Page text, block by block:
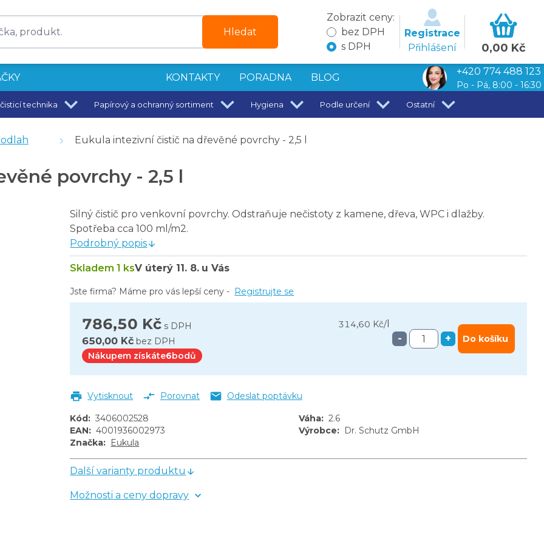
Hledat
Zobrazit ceny:
bez DPH
s DPH
Registrace
Přihlášení
0,00 Kč
KONTAKTY PORADNA BLOG
+420 774 488 123
Po - Pá, 8:00 - 16:30
technika Papírový a ochranný sortiment Hygiena Podle určení Ostatní
1 l
Eukula intezivní čistič na dřevěné povrchy - 2,5 l
povrchy - 2,5 l
Silný čistič pro venkovní povrchy. Odstraňuje nečistoty z kamene, dřeva, WPC i dlažby.
Spotřeba cca 100 ml/m2.
Podrobný popis
786,50 Kč s DPH 314,60 Kč/
650,00 Kč bez DPH
Nákupem získáte6bodů
- + Do košíku
Skladem 1 ksV úterý 11. 8. u Vás
Jste firma? Máme pro vás lepší ceny - Registrujte se
Vytisknout Porovnat Odeslat poptávku
Kód: 3406002528 Váha: 2.6
EAN: 4001936002973 Výrobce: Dr. Schutz GmbH
Značka: Eukula
Další varianty produktu
Možnosti a ceny dopravy